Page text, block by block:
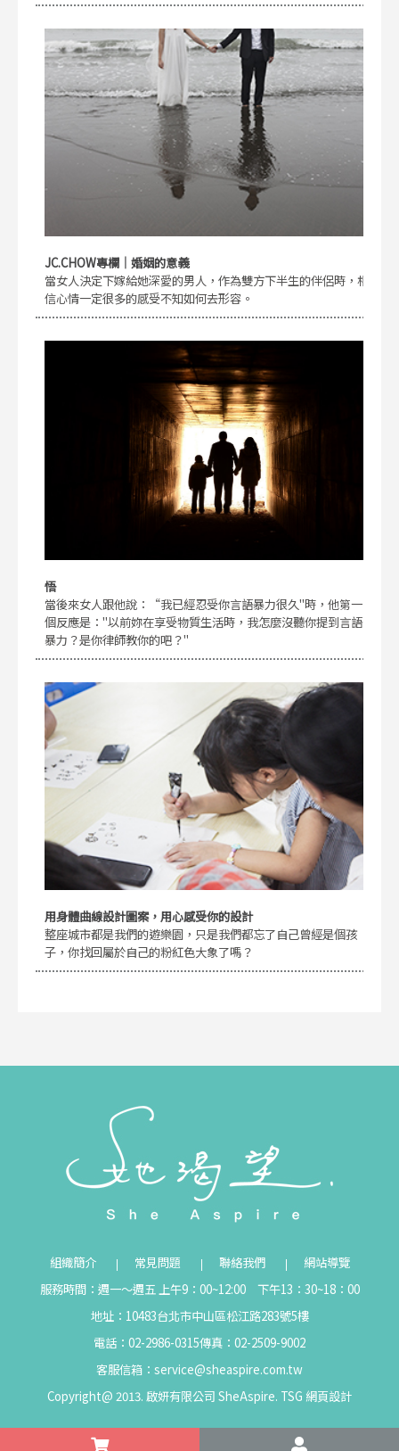
JC.CHOW專欄｜婚姻的意義
當女人決定下嫁給她深愛的男人，作為雙方下半生的伴侶時，相
信心情一定很多的感受不知如何去形容。
悟
當後來女人跟他說：“我已經忍受你言語暴力很久"時，他第一
個反應是："以前妳在享受物質生活時，我怎麼沒聽你提到言語
暴力？是你律師教你的吧？"
用身體曲線設計圖案，用心感受你的設計
整座城市都是我們的遊樂園，只是我們都忘了自己曾經是個孩
子，你找回屬於自己的粉紅色大象了嗎？
組織簡介 常見問題 聯絡我們
網站導覽
服務時間：週一～週五 上午9：00~12:00 下午13：30~18：00
地址：10483台北市中山區松江路283號5樓
電話：02-2986-0315傳真：02-2509-9002
客服信箱： service@sheaspire.com.tw
Copyright@ 2013. 啟妍有限公司 SheAspire. TSG 網頁設計